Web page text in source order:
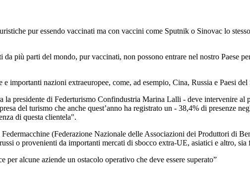
pur essendo vaccinati ma con vaccini come Sputnik o Sinovac lo
più parti del mondo, pur vaccinati, non possono entrare nel nostro Paese
e importanti nazioni extraeuropee, come, ad esempio, Cina, Russia e Paesi
presidente di Federturismo Confindustria Marina Lalli - deve intervenire
del turismo che anche quest’anno ha registrato un - 38,4% di presenze
di questa clientela".
(Federazione Nazionale delle Associazioni dei Produttori di
o provenienti da importanti mercati di sbocco extra-UE, asiatici e altro, sia
per alcune aziende un ostacolo operativo che deve essere superato”